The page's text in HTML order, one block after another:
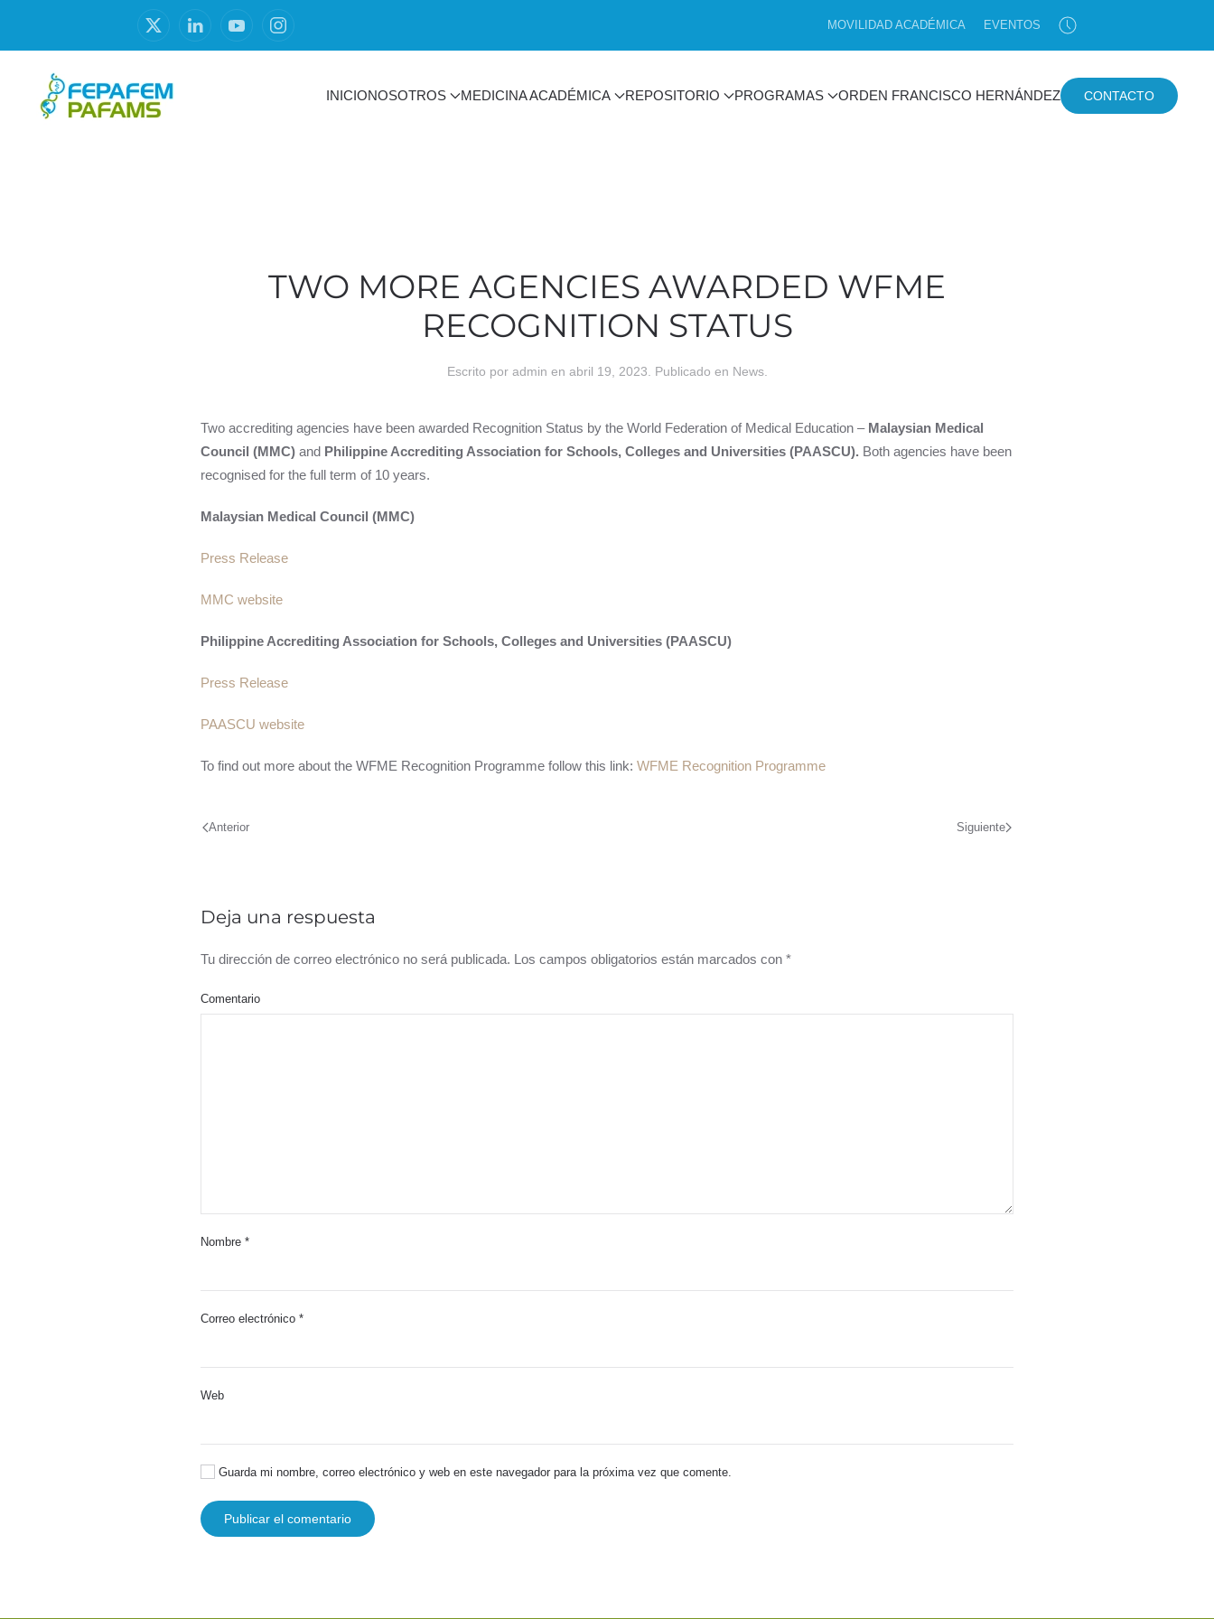
MOVILIDAD ACADÉMICA EVENTOS
INICIONOSOTROS MEDICINA ACADÉMICA REPOSITORIO PROGRAMAS ORDEN FRANCISCO HERNÁNDEZ CONTACTO
TWO MORE AGENCIES AWARDED WFME
RECOGNITION STATUS
Escrito por admin en abril 19, 2023 . Publicado en News.
Two accrediting agencies have been awarded Recognition Status by the World Federation of Medical Education – Malaysian Medical
Council (MMC) and Philippine Accrediting Association for Schools, Colleges and Universities (PAASCU). Both agencies have been
recognised for the full term of 10 years.
Malaysian Medical Council (MMC)
Press Release
MMC website
Philippine Accrediting Association for Schools, Colleges and Universities (PAASCU)
Press Release
PAASCU website
To find out more about the WFME Recognition Programme follow this link: WFME Recognition Programme
Anterior Siguiente
Deja una respuesta
Tu dirección de correo electrónico no será publicada. Los campos obligatorios están marcados con *
Comentario
Nombre *
Correo electrónico *
Web
Guarda mi nombre, correo electrónico y web en este navegador para la próxima vez que comente.
Publicar el comentario